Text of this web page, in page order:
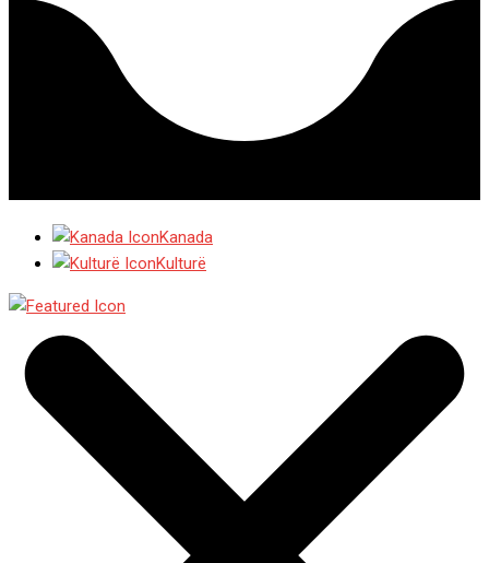
Kanada
Kulturë